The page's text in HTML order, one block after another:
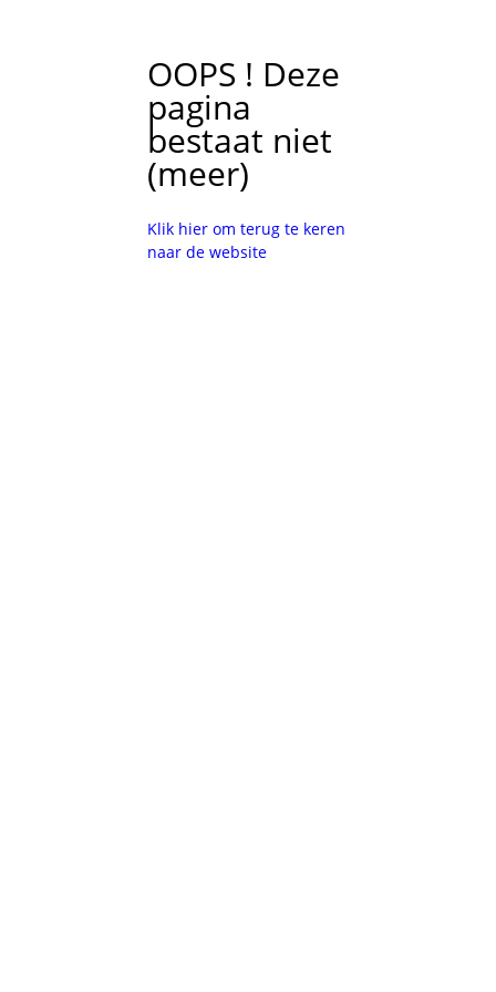
OOPS ! Deze
pagina
bestaat niet
(meer)
Klik hier om terug te keren
naar de website